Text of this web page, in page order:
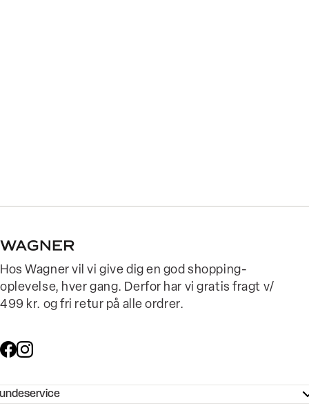
Hos Wagner vil vi give dig en god shopping-
oplevelse, hver gang. Derfor har vi gratis fragt v/
499 kr. og fri retur på alle ordrer.